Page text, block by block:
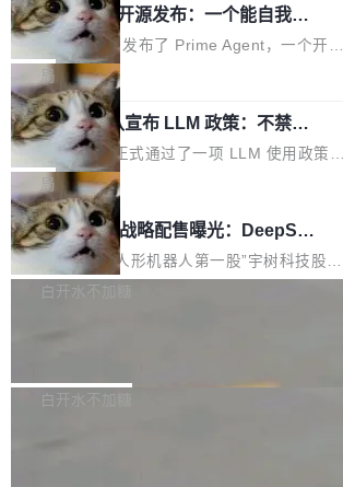
键的是 FA2 的持久性...
（OHDD：OpenHarmony Hardware Develope
r Day）将在杭州启航。活动面向智能硬件产业
链企业和开发者，邀请行业专家与资深技术顾
问，围绕开源鸿蒙技术能力、设备适配、芯片适
配、功耗与稳定性调优、兼容性测评及统一互联
等内容展开系统讲解和实战交流，帮助企业进一
步了解开源鸿蒙在智能...
障无法工作。Pages、Copilot code review、C
opilot coding agent 全部受影响。从检测到完全
恢复，大约 12 小时。 这是 2026 年 8 月的第六
起事故，其中四起与 AI/Copilot 服务相关。 Git
Hub 员工 kdaigle 在 HN 讨论中贴出了一组数
据：2025 年全年 10 亿次 commit。现在，每周
2.75 亿次，全年预计 140 亿次。GitHub...
Prime Agent 开源发布：一个能自我改
进的编程 Agent，ARC-AGI 3 超越人类
专家基线
Prime Intellect 发布了 Prime Agent，一个开源
的编程 Agent Harness，核心设计围绕两个抽
象：Recursive Language Model（RLM）和 C
ontinual Harness。在 ARC-AGI 3 基准测试
上，Prime Agent + Opus 5 的组合达到了 95.
5% RHAE Best@1，超过了 ARC 报告的人类专
家基线 95.4%。 不是又一个 coding agent 包装
器 Prime Agent 的架构和市面上大多数 coding
agent 有本质区别。大多数 agent harness 的设
计是基于早期模型的能力—...
局
Rust 项目团队宣布 LLM 政策：不禁
止，但你要承认哪些代码不是你写的
Rust 语言项目正式通过了一项 LLM 使用政策，
覆盖 rust-lang/rust 单一仓库的代码贡献。这不
是项目级别的官方立场，目前由五个团队采纳，
但它可能是主流开源项目中关于 AI 辅助贡献最
细致的一份规则。 政策的核心只有一句话：LLM
可以用来分析、提炼、审阅、建议，但不能用来
不得生成涉及安全性的关键变更，除非作者本身
局
宇树科技 IPO 战略配售曝光：DeepSe
ek 获配 93.3 万股，锁定 36 个月
8月6日晚间，“人形机器人第一股”宇树科技股份
有限公司披露IPO发行价格及战略配售结果，杭
36个月。 公告显示，本次宇树科技战略配售对
白开水不加糖
Bug fixes and enhancements 修复多次传递同
白开水不加糖